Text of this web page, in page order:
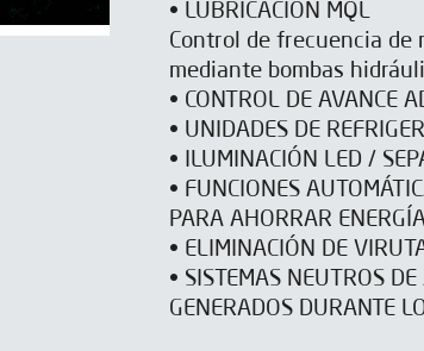
• LUBRICACIÓN MQL
Control de frecuencia
mediante bombas
• CONTROL DE AVANCE
• UNIDADES DE
• ILUMINACIÓN LED /
• FUNCIONES
PARA AHORRAR
• ELIMINACIÓN DE
• SISTEMAS NEUTROS
GENERADOS DURANTE